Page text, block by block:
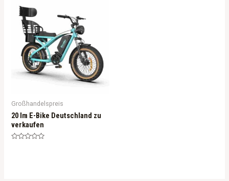
Großhandelspreis
20 Im E-Bike Deutschland zu
verkaufen